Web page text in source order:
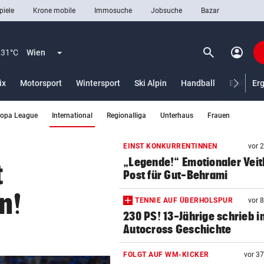
Krone mobile Immosuche Jobsuche Bazar
31°C Wien Menü aufklappen search Suchen
account_circle
Motorsport Wintersport Ski Alpin Handball
League International Regionalliga Unterhaus Frauen
EINST KONKURRENTINNEN vor
„Legende!“ Emotionaler
Post für Gut-Behrami
TENNIE AUF ÜBERHOLSPUR vor
230 PS! 13-Jährige schrieb
Autocross Geschichte
FOLGT AUF WM-KICKER vor